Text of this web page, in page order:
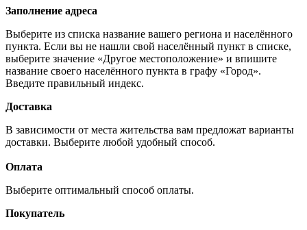
Заполнение адреса
Выберите из списка название вашего региона и населённого
пункта. Если вы не нашли свой населённый пункт в списке,
выберите значение «Другое местоположение» и впишите
название своего населённого пункта в графу «Город».
Введите правильный индекс.
Доставка
В зависимости от места жительства вам предложат варианты
доставки. Выберите любой удобный способ.
Оплата
Выберите оптимальный способ оплаты.
Покупатель